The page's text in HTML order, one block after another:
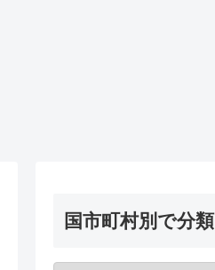
国市町村別で分類